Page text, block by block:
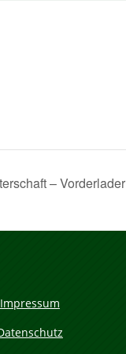
– Vorderlader
Impressum